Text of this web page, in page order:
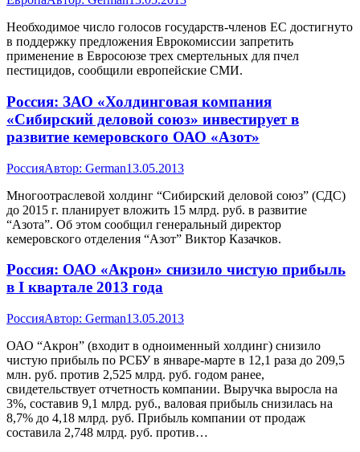
Необходимое число голосов государств-членов ЕС достигнуто
в поддержку предложения Еврокомиссии запретить
применение в Евросоюзе трех смертельных для пчел
пестицидов, сообщили европейские СМИ.
Россия: ЗАО «Холдинговая компания
«Сибирский деловой союз» инвестирует в
развитие кемеровского ОАО «Азот»
РоссияАвтор: German13.05.2013
Многоотраслевой холдинг “Сибирский деловой союз” (СДС)
до 2015 г. планирует вложить 15 млрд. руб. в развитие
“Азота”. Об этом сообщил генеральный директор
кемеровского отделения “Азот” Виктор Казачков.
Россия: ОАО «Акрон» снизило чистую прибыль
в I квартале 2013 года
РоссияАвтор: German13.05.2013
ОАО “Акрон” (входит в одноименный холдинг) снизило
чистую прибыль по РСБУ в январе-марте в 12,1 раза до 209,5
млн. руб. против 2,525 млрд. руб. годом ранее,
свидетельствует отчетность компании. Выручка выросла на
3%, составив 9,1 млрд. руб., валовая прибыль снизилась на
8,7% до 4,18 млрд. руб. Прибыль компании от продаж
составила 2,748 млрд. руб. против…